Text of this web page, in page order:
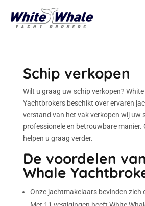
Schip verkopen
Wilt u graag uw schip verkopen? White
Yachtbrokers beschikt over ervaren
verstand van het vak verkopen wij uw
professionele en betrouwbare manier.
helpen u graag verder.
De voordelen
Whale
Onze jachtmakelaars bevinden zich